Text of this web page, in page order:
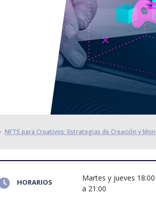
NFTS para Creativos: Estrategias de Creación y
HORARIOS
Martes y jueves 18:00
a 21:00